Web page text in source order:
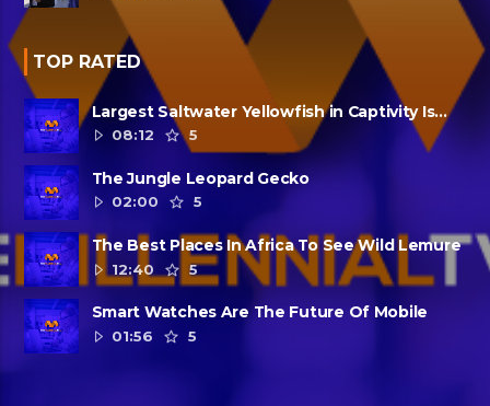
TOP RATED
Largest Saltwater Yellowfish in Captivity Is
Dead08:12 5
The Jungle Leopard Gecko
02:00
5
The Best Places In Africa To See Wild Lemure
12:40
5
Smart Watches Are The Future Of Mobile
01:56
5